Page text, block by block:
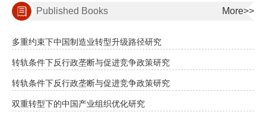
Published Books More>>
多重约束下中国制造业转型升级路径研究
转轨条件下反行政垄断与促进竞争政策研究
转轨条件下反行政垄断与促进竞争政策研究
双重转型下的中国产业组织优化研究